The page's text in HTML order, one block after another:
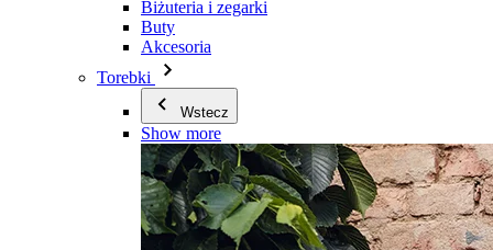
Biżuteria i zegarki
Buty
Akcesoria
Torebki
Wstecz
Show more